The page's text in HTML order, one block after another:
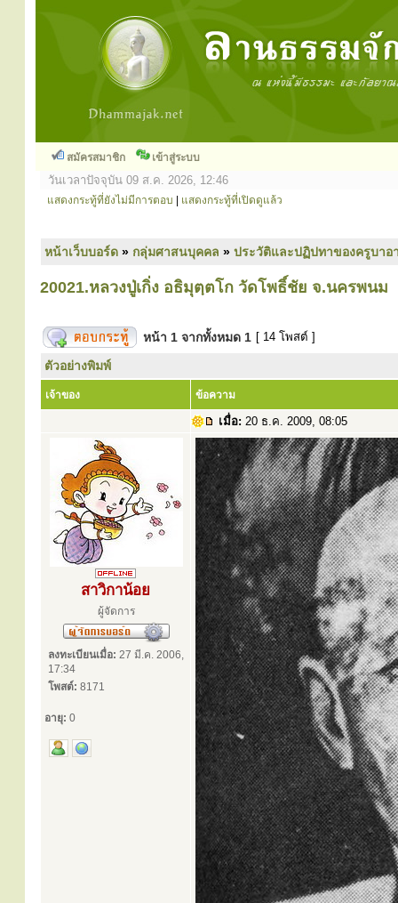
สมัครสมาชิก เข้าสู่ระบบ
วันเวลาปัจจุบัน 09 ส.ค. 2026, 12:46
แสดงกระทู้ที่ยังไม่มีการตอบ แสดงกระทู้ที่เปิดดูแล้ว
หน้าเว็บบอร์ด » กลุ่มศาสนบุคคล » ประวัติและปฏิปทาของครูบาอ
20021.หลวงปู่เกิ่ง อธิมุตฺตโก วัดโพธิ์ชัย จ.นครพนม
หน้า 1 จากทั้งหมด 1 [ 14 โพสต์ ]
ตัวอย่างพิมพ์
เจ้าของ ข้อความ
เมื่อ: 20 ธ.ค. 2009, 08:05
สาวิกาน้อย
ผู้จัดการ
ลงทะเบียนเมื่อ: 27 มี.ค. 2006,
17:34
โพสต์: 8171
อายุ: 0